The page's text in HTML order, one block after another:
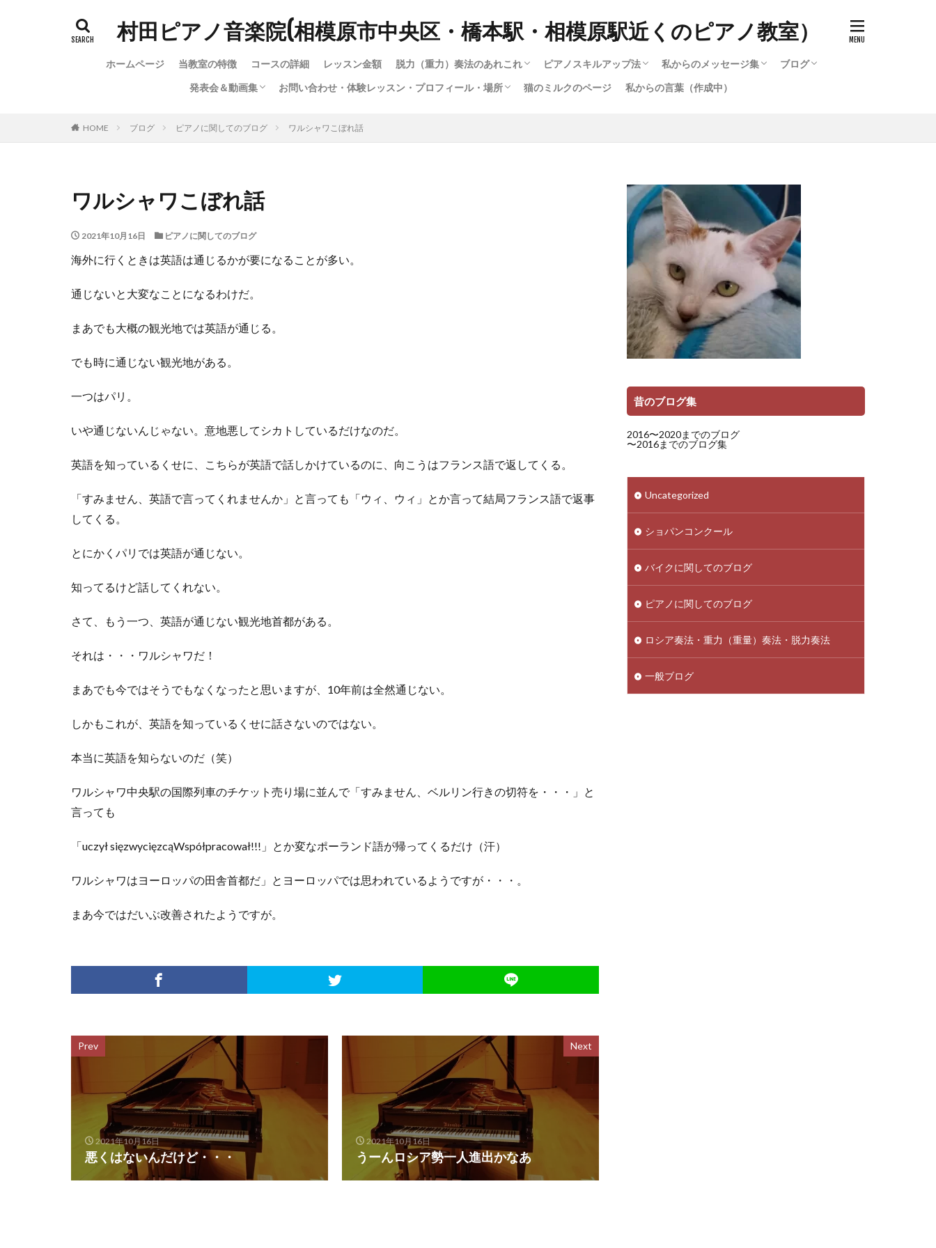
村田ピアノ音楽院(相模原市中央区・橋本駅・相模原駅近くのピアノ教室）
ホームページ 当教室の特徴 コースの詳細 レッスン金額 脱力（重力）奏法のあれこれ
脱力奏法(重量・重力奏法）スピード講座
動画で脱力・重力・重量奏法スピード講座！
もっとわかる！脱力・重力・重量奏法講座
ハノンで習得する脱力・重量（重力）奏法
ロシア奏法と重量奏法は何が違う？
ピアノスキルアップ法
多彩な音色（タッチ）の作り方
1.ピアノの構造で知る音色（タッチ）の変化
12.指は立てるのと寝かすのとどう違うのか
大人のためのスキルアップ法
子供スキルアップ法
楽譜出版会社の選び方
ショパンエチュード・他・テクニック攻略法
楽譜出版会社の選び方2
暗譜の極意技（作成中）
さまざまな曲のテクニック攻略法
youtubeによるピアノ講座いろいろ
ハノンで習得する脱力・重量（重力）奏法
ジストニア・腱鞘炎・筋肉痛を治す方法（作
暗譜の極意技（作成中）
私からのメッセージ集
私からのメッセージ集
メッセージ集のバックナンバー（1996〜
ブログ
発表会＆動画集 お問い合わせ・体験レッスン・プロフィール・場所 猫のミルクのページ 私からの言葉（作成中）
HOME ブログ ピアノに関してのブログ ワルシャワこぼれ話
ワルシャワこぼれ話
2021年10月16日 ピアノに関してのブログ
海外に行くときは英語は通じるかが要になることが多い。
通じないと大変なことになるわけだ。
まあでも大概の観光地では英語が通じる。
でも時に通じない観光地がある。
一つはパリ。
いや通じないんじゃない。意地悪してシカトしているだけなのだ。
英語を知っているくせに、こちらが英語で話しかけているのに、向こうはフランス語で返してくる。
「すみません、英語で言ってくれませんか」と言っても「ウィ、ウィ」とか言って結局フランス語で返事
してくる。
とにかくパリでは英語が通じない。
知ってるけど話してくれない。
さて、もう一つ、英語が通じない観光地首都がある。
それは・・・ワルシャワだ！
まあでも今ではそうでもなくなったと思いますが、10年前は全然通じない。
しかもこれが、英語を知っているくせに話さないのではない。
本当に英語を知らないのだ（笑）
ワルシャワ中央駅の国際列車のチケット売り場に並んで「すみません、ベルリン行きの切符を・・・」と
言っても
「uczył sięzwycięzcąWspółpracował!!!」とか変なポーランド語が帰ってくるだけ（汗）
ワルシャワはヨーロッパの田舎首都だ」とヨーロッパでは思われているようですが・・・。
まあ今ではだいぶ改善されたようですが。
Prev
2021年10月16日
悪くはないんだけど・・・
Next
2021年10月16日
うーんロシア勢一人進出かなあ
昔のブログ集
2016〜2020までのブログ
〜2016までのブログ集
Uncategorized
ショパンコンクール
バイクに関してのブログ
ピアノに関してのブログ
ロシア奏法・重力（重量）奏法・脱力奏法
一般ブログ